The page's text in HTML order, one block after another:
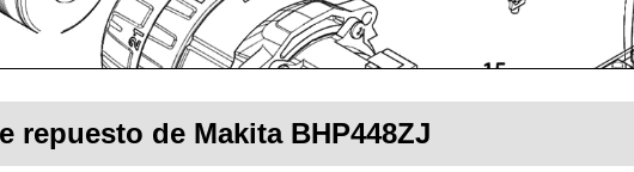
repuesto de Makita BHP448ZJ